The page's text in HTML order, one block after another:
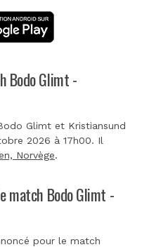
Bodo Glimt -
Glimt et Kristiansund
2026 à 17h00. Il
Norvège.
match Bodo Glimt -
pour le match